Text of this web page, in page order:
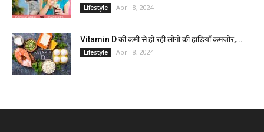
Lifestyle April 8, 2024
Vitamin D की कमी से हो रही लोगो की हाड़ियाँ कमजोर,...
Lifestyle April 8, 2024